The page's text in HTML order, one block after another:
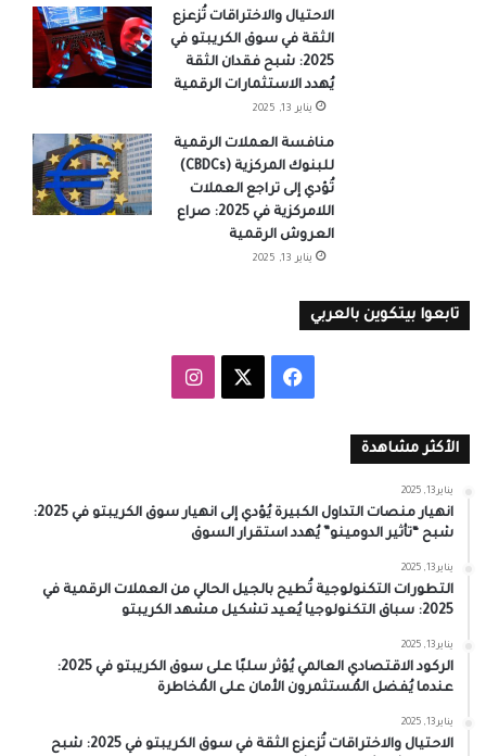
الاحتيال والاختراقات تُزعزع
الثقة في سوق الكريبتو في
2025: شبح فقدان الثقة
يُهدد الاستثمارات الرقمية
يناير 13, 2025
منافسة العملات الرقمية
للبنوك المركزية (CBDCs)
تُؤدي إلى تراجع العملات
اللامركزية في 2025: صراع
العروش الرقمية
يناير 13, 2025
تابعوا بيتكوين بالعربي
فيسبوك انستقرام
الأكثر مشاهدة
يناير 13, 2025
انهيار منصات التداول الكبيرة يُؤدي إلى انهيار سوق الكريبتو في 2025:
شبح “تأثير الدومينو” يُهدد استقرار السوق
يناير 13, 2025
التطورات التكنولوجية تُطيح بالجيل الحالي من العملات الرقمية في
2025: سباق التكنولوجيا يُعيد تشكيل مشهد الكريبتو
يناير 13, 2025
الركود الاقتصادي العالمي يُؤثر سلبًا على سوق الكريبتو في 2025:
عندما يُفضل المُستثمرون الأمان على المُخاطرة
يناير 13, 2025
الاحتيال والاختراقات تُزعزع الثقة في سوق الكريبتو في 2025: شبح